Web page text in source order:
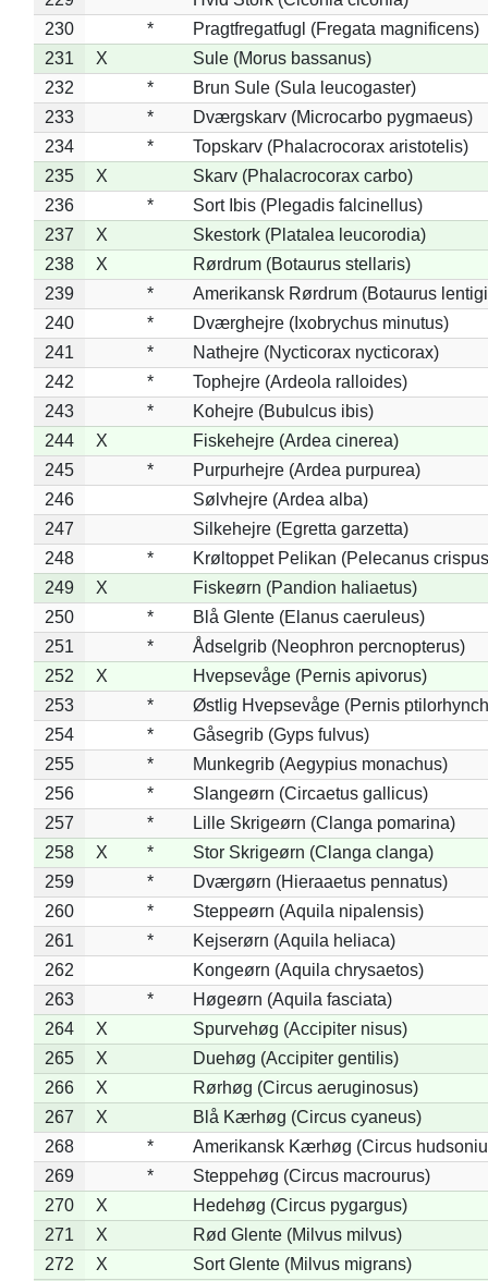
230
*
Pragtfregatfugl (Fregata magnificens)
231
X
Sule (Morus bassanus)
232
*
Brun Sule (Sula leucogaster)
233
*
Dværgskarv (Microcarbo pygmaeus)
234
*
Topskarv (Phalacrocorax aristotelis)
235
X
Skarv (Phalacrocorax carbo)
236
*
Sort Ibis (Plegadis falcinellus)
237
X
Skestork (Platalea leucorodia)
238
X
Rørdrum (Botaurus stellaris)
239
*
Amerikansk Rørdrum (Botaurus
240
*
Dværghejre (Ixobrychus minutus)
241
*
Nathejre (Nycticorax nycticorax)
242
*
Tophejre (Ardeola ralloides)
243
*
Kohejre (Bubulcus ibis)
244
X
Fiskehejre (Ardea cinerea)
245
*
Purpurhejre (Ardea purpurea)
246
Sølvhejre (Ardea alba)
247
Silkehejre (Egretta garzetta)
248
*
Krøltoppet Pelikan (Pelecanus
249
X
Fiskeørn (Pandion haliaetus)
250
*
Blå Glente (Elanus caeruleus)
251
*
Ådselgrib (Neophron percnopterus)
252
X
Hvepsevåge (Pernis apivorus)
253
*
Østlig Hvepsevåge (Pernis
254
*
Gåsegrib (Gyps fulvus)
255
*
Munkegrib (Aegypius monachus)
256
*
Slangeørn (Circaetus gallicus)
257
*
Lille Skrigeørn (Clanga pomarina)
258
X *
Stor Skrigeørn (Clanga clanga)
259
*
Dværgørn (Hieraaetus pennatus)
260
*
Steppeørn (Aquila nipalensis)
261
*
Kejserørn (Aquila heliaca)
262
Kongeørn (Aquila chrysaetos)
263
*
Høgeørn (Aquila fasciata)
264
X
Spurvehøg (Accipiter nisus)
265
X
Duehøg (Accipiter gentilis)
266
X
Rørhøg (Circus aeruginosus)
267
X
Blå Kærhøg (Circus cyaneus)
268
*
Amerikansk Kærhøg (Circus
269
*
Steppehøg (Circus macrourus)
270
X
Hedehøg (Circus pygargus)
271
X
Rød Glente (Milvus milvus)
272
X
Sort Glente (Milvus migrans)